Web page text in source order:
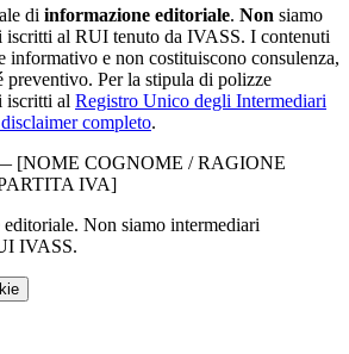
di informazione editoriale. Non siamo
iscritti al RUI tenuto da IVASS. I contenuti
informativo e non costituiscono consulenza,
preventivo. Per la stipula di polizze
iscritti al Registro Unico degli Intermediari
completo.
[NOME COGNOME / RAGIONE
IVA]
Non siamo intermediari
IVASS.